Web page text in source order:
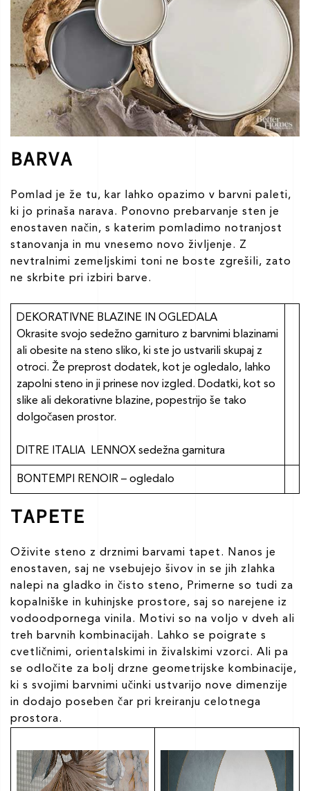
BARVA
Pomlad je že tu, kar lahko opazimo v barvni paleti,
ki jo prinaša narava. Ponovno prebarvanje sten je
enostaven način, s katerim pomladimo notranjost
stanovanja in mu vnesemo novo življenje. Z
nevtralnimi zemeljskimi toni ne boste zgrešili, zato
ne skrbite pri izbiri barve.
DEKORATIVNE BLAZINE IN OGLEDALA
Okrasite svojo sedežno garnituro z barvnimi blazinami
ali obesite na steno sliko, ki ste jo ustvarili skupaj z
otroci. Že preprost dodatek, kot je ogledalo, lahko
zapolni steno in ji prinese nov izgled. Dodatki, kot so
slike ali dekorativne blazine, popestrijo še tako
dolgočasen prostor.
DITRE ITALIA LENNOX sedežna garnitura
BONTEMPI RENOIR – ogledalo
TAPETE
Oživite steno z drznimi barvami tapet. Nanos je
enostaven, saj ne vsebujejo šivov in se jih zlahka
nalepi na gladko in čisto steno, Primerne so tudi za
kopalniške in kuhinjske prostore, saj so narejene iz
vodoodpornega vinila. Motivi so na voljo v dveh ali
treh barvnih kombinacijah. Lahko se poigrate s
cvetličnimi, orientalskimi in živalskimi vzorci. Ali pa
se odločite za bolj drzne geometrijske kombinacije,
ki s svojimi barvnimi učinki ustvarijo nove dimenzije
in dodajo poseben čar pri kreiranju celotnega
prostora.